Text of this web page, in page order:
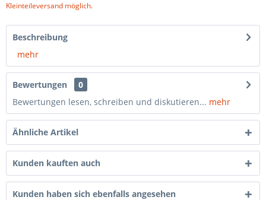
Kleinteileversand möglich.
Beschreibung
mehr
Bewertungen
0
Bewertungen lesen, schreiben und diskutieren... mehr
Ähnliche Artikel
Kunden kauften auch
Kunden haben sich ebenfalls angesehen